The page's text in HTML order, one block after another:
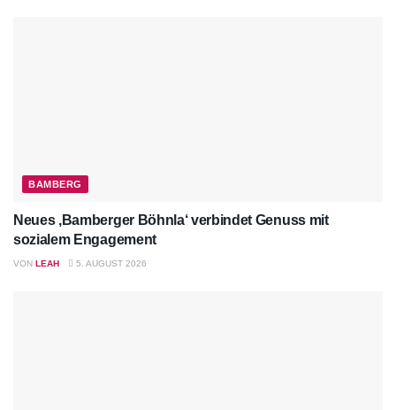
BAMBERG
Neues ‚Bamberger Böhnla‘ verbindet Genuss mit
sozialem Engagement
VON LEAH 5. AUGUST 2026